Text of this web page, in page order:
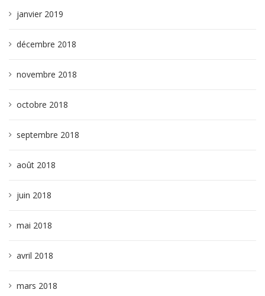
janvier 2019
décembre 2018
novembre 2018
octobre 2018
septembre 2018
août 2018
juin 2018
mai 2018
avril 2018
mars 2018